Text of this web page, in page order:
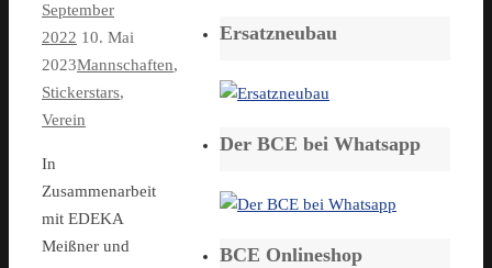
September
2022 10. Mai
2023Mannschaften,
Stickerstars,
Verein
In
Zusammenarbeit
mit EDEKA
Meißner und
Ersatzneubau
Der BCE bei Whatsapp
BCE Onlineshop